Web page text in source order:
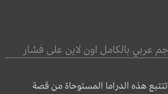
تتتبع هذه الدراما المستوحاة من قصة